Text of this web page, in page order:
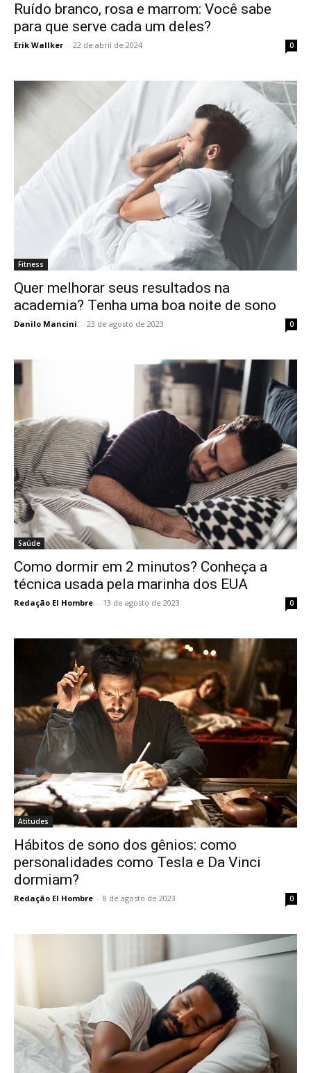
Ruído branco, rosa e marrom: Você sabe
para que serve cada um deles?
Erik Wallker - 22 de abril de 2024 0
Fitness
Quer melhorar seus resultados na
academia? Tenha uma boa noite de sono
Danilo Mancini - 23 de agosto de 2023 0
Saúde
Como dormir em 2 minutos? Conheça a
técnica usada pela marinha dos EUA
Redação El Hombre - 13 de agosto de 2023 0
Atitudes
Hábitos de sono dos gênios: como
personalidades como Tesla e Da Vinci
dormiam?
Redação El Hombre - 8 de agosto de 2023 0